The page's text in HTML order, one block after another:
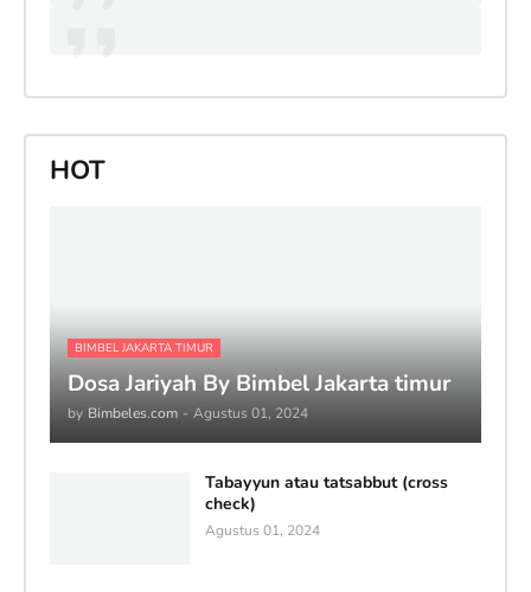
HOT
BIMBEL JAKARTA TIMUR
Dosa Jariyah By Bimbel Jakarta timur
by Bimbeles.com - Agustus 01, 2024
Tabayyun atau tatsabbut (cross
check)
Agustus 01, 2024